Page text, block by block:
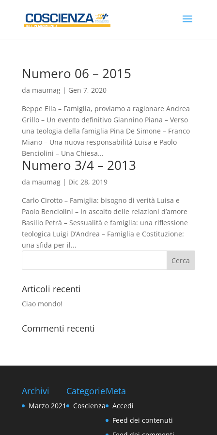
Numero 06 – 2015
da maumag| Gen 7, 2020
Beppe Elia – Famiglia, proviamo a ragionare Andrea
Grillo – Un evento definitivo Giannino Piana – Verso
una teologia della famiglia Pina De Simone – Franco
Miano – Una nuova responsabilità Luisa e Paolo
Benciolini – Una Chiesa...
Numero 3/4 – 2013
da maumag| Dic 28, 2019
Carlo Cirotto – Famiglia: bisogno di verità Luisa e
Paolo Benciolini – In ascolto delle relazioni d’amore
Basilio Petrà – Sessualità e famiglia: una riflessione
teologica Luigi D’Andrea – Famiglia e Costituzione:
una sfida per il...
Articoli recenti
Ciao mondo!
Commenti recenti
Archivi
Marzo 2021
Categorie
Coscienza
Meta
Accedi
Feed dei contenuti